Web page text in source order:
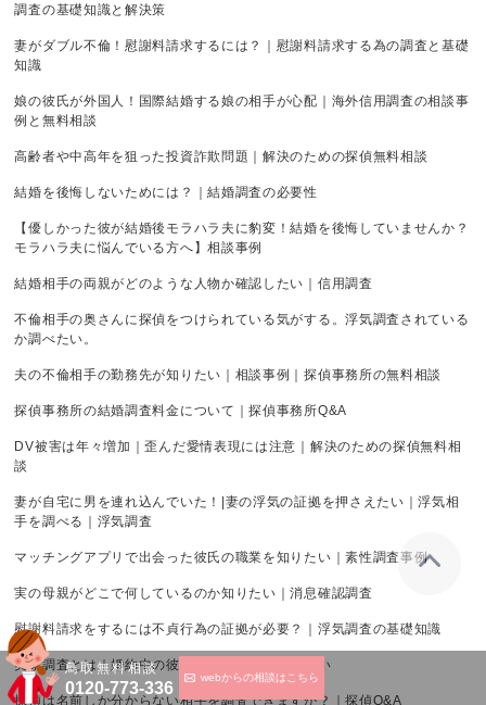
調査の基礎知識と解決策
妻がダブル不倫！慰謝料請求するには？｜慰謝料請求する為の調査と基礎
知識
娘の彼氏が外国人！国際結婚する娘の相手が心配｜海外信用調査の相談事
例と無料相談
高齢者や中高年を狙った投資詐欺問題｜解決のための探偵無料相談
結婚を後悔しないためには？｜結婚調査の必要性
【優しかった彼が結婚後モラハラ夫に豹変！結婚を後悔していませんか？
モラハラ夫に悩んでいる方へ】相談事例
結婚相手の両親がどのような人物か確認したい｜信用調査
不倫相手の奥さんに探偵をつけられている気がする。浮気調査されている
か調べたい。
夫の不倫相手の勤務先が知りたい｜相談事例｜探偵事務所の無料相談
探偵事務所の結婚調査料金について｜探偵事務所Q&A
DV被害は年々増加｜歪んだ愛情表現には注意｜解決のための探偵無料相
談
妻が自宅に男を連れ込んでいた！|妻の浮気の証拠を押さえたい｜浮気相
手を調べる｜浮気調査
マッチングアプリで出会った彼氏の職業を知りたい｜素性調査事例
実の母親がどこで何しているのか知りたい｜消息確認調査
慰謝料請求をするには不貞行為の証拠が必要？｜浮気調査の基礎知識
実家調査とは｜婚約中の彼女の実家を調べてほしい
探偵は名前しか分からない相手を調査できますか？｜探偵Q&A
鳥取無料相談
0120-773-336
webからの相談はこちら